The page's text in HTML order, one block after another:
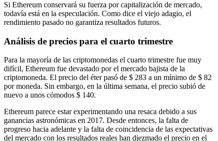
Si Ethereum conservará su fuerza por capitalización de mercado,
todavía está en la especulación. Como dice el viejo adagio, el
rendimiento pasado no garantiza resultados futuros.
Análisis de precios para el cuarto trimestre
Para la mayoría de las criptomonedas el cuarto trimestre fue muy
difícil, Ethereum fue devastado por el mercado bajista de la
criptomoneda. El precio del éter pasó de $ 283 a un mínimo de $ 82
por moneda. Sin embargo, en la última semana, el precio subió de
nuevo a unos cómodos $ 140.
Ethereum parece estar experimentando una resaca debido a sus
ganancias astronómicas en 2017. Desde entonces, la falta de
progreso hacia adelante y la falta de coincidencia de las expectativas
del mercado con los resultados reales han diezmado el precio en el